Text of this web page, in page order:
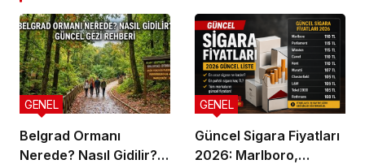
Belgrad Ormanı
Nerede? Nasıl Gidilir?
GENEL
Güncel Sigara Fiyatları
2026: Marlboro,
GENEL